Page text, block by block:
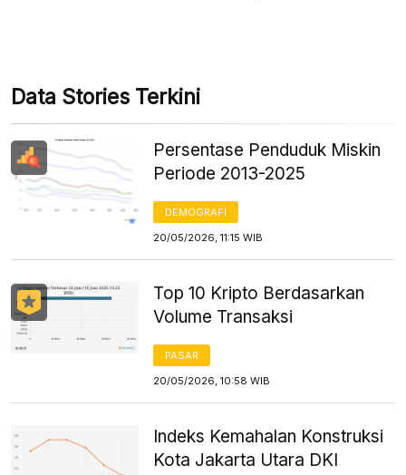
Data Stories Terkini
Persentase Penduduk Miskin
Periode 2013-2025
DEMOGRAFI
20/05/2026, 11:15 WIB
Top 10 Kripto Berdasarkan
Volume Transaksi
PASAR
20/05/2026, 10:58 WIB
Indeks Kemahalan Konstruksi
Kota Jakarta Utara DKI